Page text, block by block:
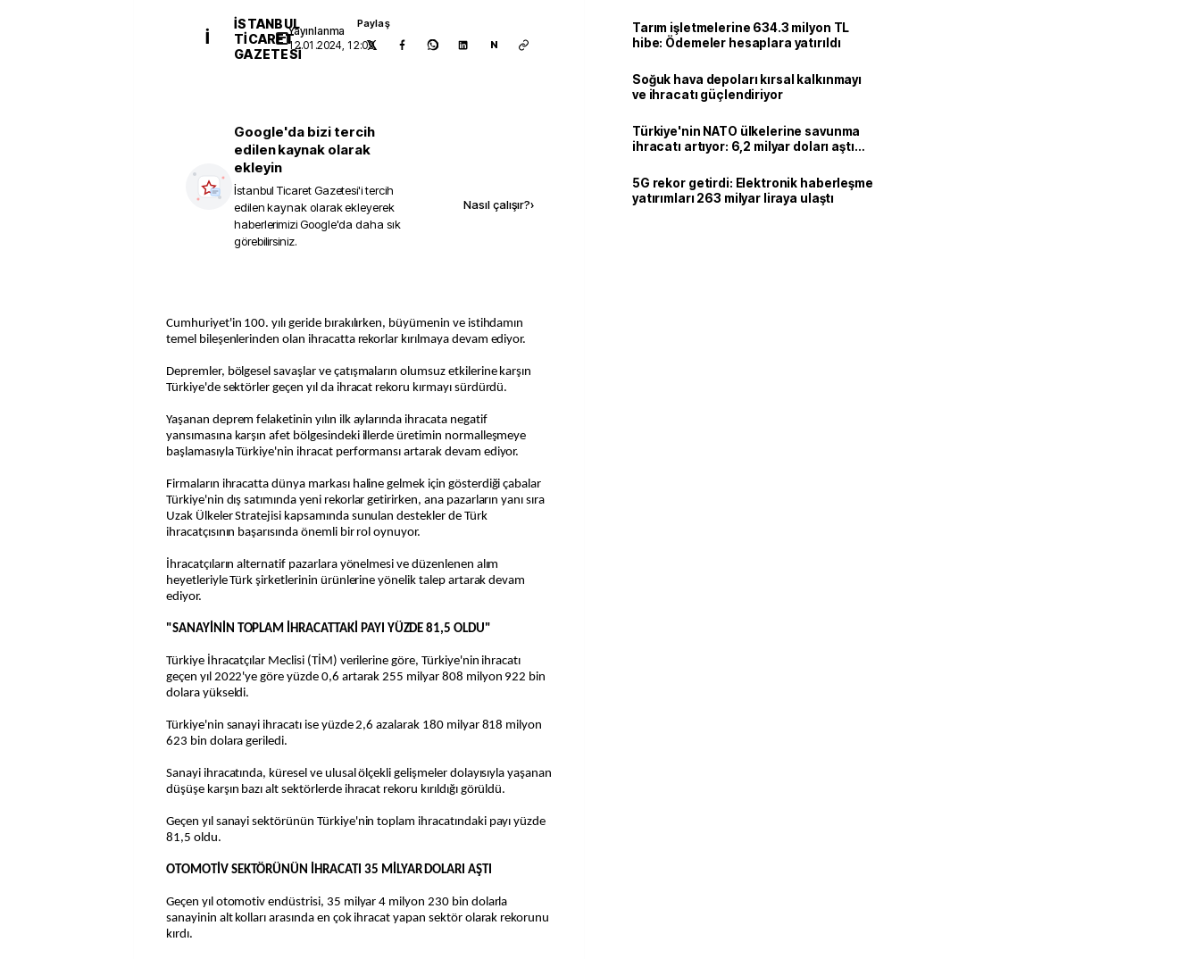
İ
İSTANBUL
TICARET
GAZETESI
Yayınlanma
12.01.2024, 12:09
Paylaş
N
Google'da bizi tercih
edilen kaynak olarak
ekleyin
İstanbul Ticaret Gazetesi'i tercih
edilen kaynak olarak ekleyerek
haberlerimizi Google'da daha sık
görebilirsiniz.
Nasıl çalışır?›
Cumhuriyet'in 100. yılı geride bırakılırken, büyümenin ve istihdamın
temel bileşenlerinden olan ihracatta rekorlar kırılmaya devam ediyor.
Depremler, bölgesel savaşlar ve çatışmaların olumsuz etkilerine karşın
Türkiye'de sektörler geçen yıl da ihracat rekoru kırmayı sürdürdü.
Yaşanan deprem felaketinin yılın ilk aylarında ihracata negatif
yansımasına karşın afet bölgesindeki illerde üretimin normalleşmeye
başlamasıyla Türkiye'nin ihracat performansı artarak devam ediyor.
Firmaların ihracatta dünya markası haline gelmek için gösterdiği çabalar
Türkiye'nin dış satımında yeni rekorlar getirirken, ana pazarların yanı sıra
Uzak Ülkeler Stratejisi kapsamında sunulan destekler de Türk
ihracatçısının başarısında önemli bir rol oynuyor.
İhracatçıların alternatif pazarlara yönelmesi ve düzenlenen alım
heyetleriyle Türk şirketlerinin ürünlerine yönelik talep artarak devam
ediyor.
"SANAYİNİN TOPLAM İHRACATTAKİ PAYI YÜZDE 81,5 OLDU"
Türkiye İhracatçılar Meclisi (TİM) verilerine göre, Türkiye'nin ihracatı
geçen yıl 2022'ye göre yüzde 0,6 artarak 255 milyar 808 milyon 922 bin
dolara yükseldi.
Türkiye'nin sanayi ihracatı ise yüzde 2,6 azalarak 180 milyar 818 milyon
623 bin dolara geriledi.
Sanayi ihracatında, küresel ve ulusal ölçekli gelişmeler dolayısıyla yaşanan
düşüşe karşın bazı alt sektörlerde ihracat rekoru kırıldığı görüldü.
Geçen yıl sanayi sektörünün Türkiye'nin toplam ihracatındaki payı yüzde
81,5 oldu.
OTOMOTİV SEKTÖRÜNÜN İHRACATI 35 MİLYAR DOLARI AŞTI
Geçen yıl otomotiv endüstrisi, 35 milyar 4 milyon 230 bin dolarla
sanayinin alt kolları arasında en çok ihracat yapan sektör olarak rekorunu
kırdı.
Tarım işletmelerine 634.3 milyon TL
hibe: Ödemeler hesaplara yatırıldı
Soğuk hava depoları kırsal kalkınmayı
ve ihracatı güçlendiriyor
Türkiye'nin NATO ülkelerine savunma
ihracatı artıyor: 6,2 milyar doları aştı
5G rekor getirdi: Elektronik haberleşme
yatırımları 263 milyar liraya ulaştı